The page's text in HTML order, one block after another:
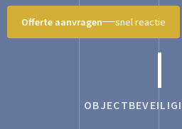
Offerte aanvragen snel reactie